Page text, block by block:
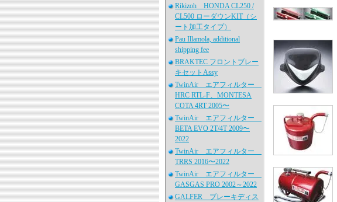
Rikizoh HONDA CL250 /
CL500 ローダウンKIT（シ
ート加工タイプ）
Pau Illamola, additional
shipping fee
BRAKTEC フロントブレー
キセットAssy
TwinAir エアフィルター
HRC RTL-F、MONTESA
COTA 4RT 2005〜
TwinAir エアフィルター
BETA EVO 2T/4T 2009〜
2022
TwinAir エアフィルター
TRRS 2016〜2022
TwinAir エアフィルター
GASGAS PRO 2002～2022
GALFER ブレーキディス